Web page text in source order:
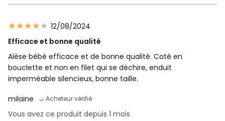
12/08/2024
Efficace et bonne qualité
Alèse bébé efficace et de bonne qualité. Coté en
bouclette et non en filet qui se déchire, enduit
imperméable silencieux, bonne taille.
milaine
Acheteur vérifié
Vous avez ce produit depuis 1 mois